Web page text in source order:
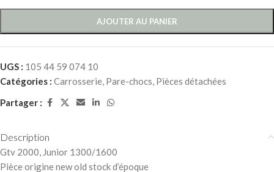
AJOUTER AU PANIER
UGS : 105 44 59 074 10
Catégories : Carrosserie, Pare-chocs, Pièces détachées
Partager :
Description
Gtv 2000, Junior 1300/1600
Pièce origine new old stock d’époque